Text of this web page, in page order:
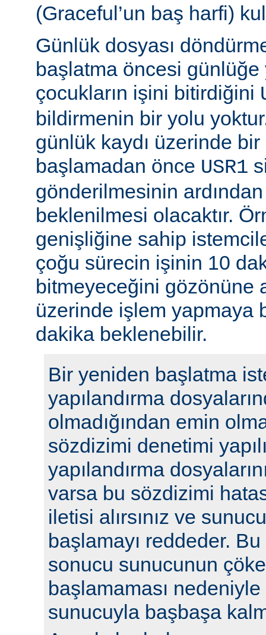
(Graceful’un baş harfi)
Günlük dosyası
başlatma öncesi
çocukların işini bitirdiğini
bildirmenin bir yolu
günlük kaydı üzerinde
başlamadan önce USR1
gönderilmesinin
beklenilmesi olacaktır.
genişliğine sahip
çoğu sürecin işinin 10
bitmeyeceğini gözönüne
üzerinde işlem yapmaya
dakika beklenebilir.
Bir yeniden başlatma
yapılandırma
olmadığından emin
sözdizimi denetimi
yapılandırma
varsa bu sözdizimi
iletisi alırsınız ve
başlamayı reddeder.
sonucu sunucunun
başlamaması
sunucuyla başbaşa